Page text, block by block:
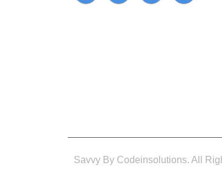
Savvy By Codeinsolutions. All